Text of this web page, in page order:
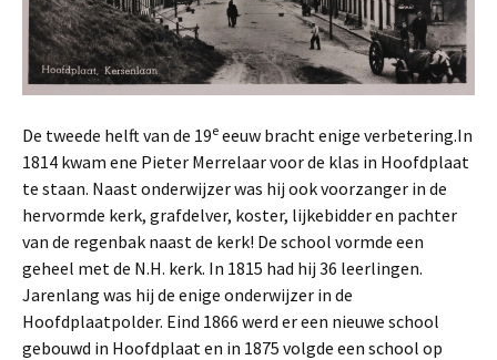
De tweede helft van de 19e eeuw bracht enige verbetering.In
1814 kwam ene Pieter Merrelaar voor de klas in Hoofdplaat
te staan. Naast onderwijzer was hij ook voorzanger in de
hervormde kerk, grafdelver, koster, lijkebidder en pachter
van de regenbak naast de kerk! De school vormde een
geheel met de N.H. kerk. In 1815 had hij 36 leerlingen.
Jarenlang was hij de enige onderwijzer in de
Hoofdplaatpolder. Eind 1866 werd er een nieuwe school
gebouwd in Hoofdplaat en in 1875 volgde een school op